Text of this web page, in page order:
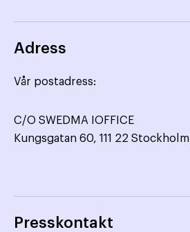
Adress
Vår postadress:
C/O SWEDMA IOFFICE
Kungsgatan 60, 111 22 Stockholm
Presskontakt